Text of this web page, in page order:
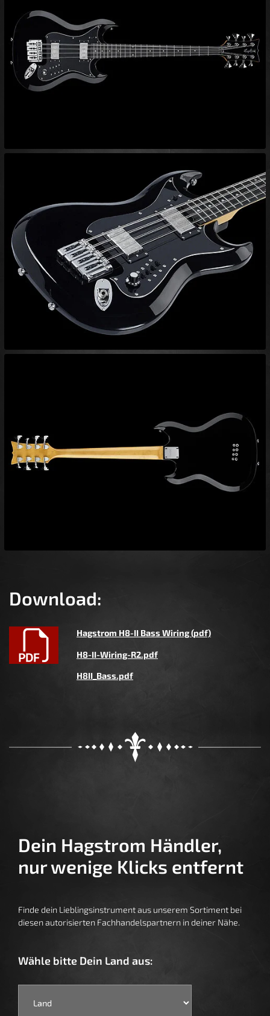
Download:
Hagstrom H8-II Bass Wiring (pdf)
H8-II-Wiring-R2.pdf
H8II_Bass.pdf
Dein Hagstrom Händler,
nur wenige Klicks entfernt
Finde dein Lieblingsinstrument aus unserem Sortiment bei
diesen autorisierten Fachhandelspartnern in deiner Nähe.
Wähle bitte Dein Land aus: